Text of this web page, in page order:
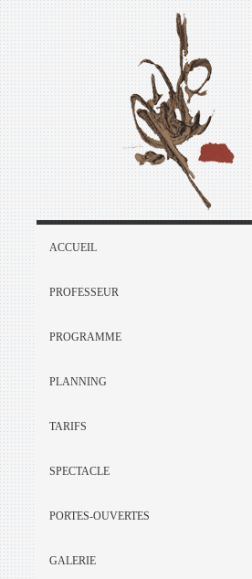
ACCUEIL
PROFESSEUR
PROGRAMME
PLANNING
TARIFS
SPECTACLE
PORTES-OUVERTES
GALERIE